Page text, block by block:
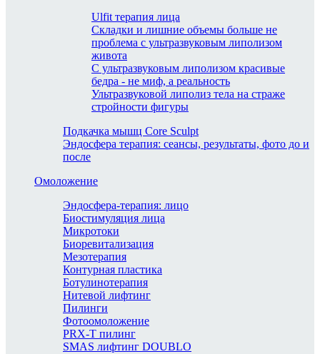
Ulfit терапия лица
Складки и лишние объемы больше не
проблема с ультразвуковым липолизом
живота
С ультразвуковым липолизом красивые
бедра - не миф, а реальность
Ультразвуковой липолиз тела на страже
стройности фигуры
Подкачка мышц Core Sculpt
Эндосфера терапия: сеансы, результаты, фото до и
после
Омоложение
Эндосфера-терапия: лицо
Биостимуляция лица
Микротоки
Биоревитализация
Мезотерапия
Контурная пластика
Ботулинотерапия
Нитевой лифтинг
Пилинги
Фотоомоложение
PRX-T пилинг
SMAS лифтинг DOUBLO